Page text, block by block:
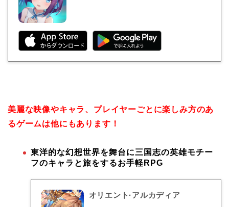
美麗な映像やキャラ、プレイヤーごとに楽しみ方のあ
るゲームは他にもあります！
東洋的な幻想世界を舞台に三国志の英雄モチー
フのキャラと旅をするお手軽RPG
オリエント·アルカディア